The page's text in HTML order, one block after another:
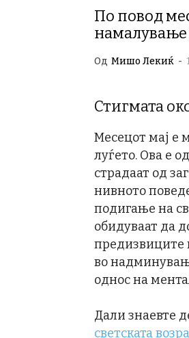
По повод
намалување
Од Мишо Лекиќ -
Стигмата
Месецот мај е
луѓето. Ова е
страдаат од
нивното
подигање на
обидуваат да
предизвиците
во
однос на
Дали знаевте
светската